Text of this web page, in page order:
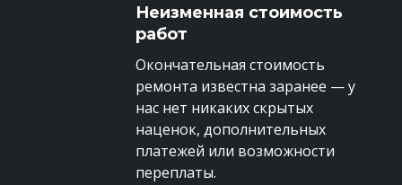
Неизменная стоимость
работ
Окончательная стоимость
ремонта известна заранее — у
нас нет никаких скрытых
наценок, дополнительных
платежей или возможности
переплаты.